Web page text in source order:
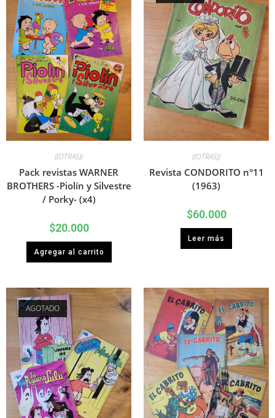
((OTRAS))
Pack revistas WARNER
BROTHERS -Piolín y Silvestre
/ Porky- (x4)
$20.000
Agregar al carrito
((OTRAS))
Revista CONDORITO n°11
(1963)
$60.000
Leer más
AGOTADO